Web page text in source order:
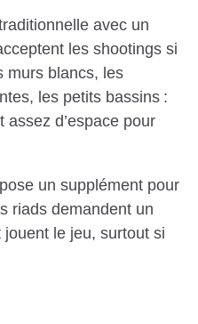
avec un
les shootings si
murs blancs, les
les petits bassins :
d’espace pour
un supplément pour
riads demandent un
le jeu, surtout si